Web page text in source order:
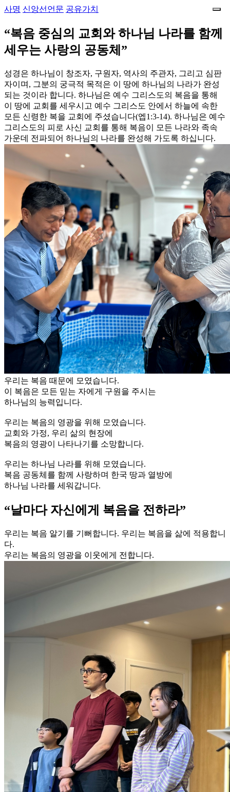
사명 신앙선언문 공유가치
“복음 중심의 교회와 하나님 나라를 함께
세우는 사랑의 공동체”
성경은 하나님이 창조자, 구원자, 역사의 주관자, 그리고 심판
자이며, 그분의 궁극적 목적은 이 땅에 하나님의 나라가 완성
되는 것이라 합니다. 하나님은 예수 그리스도의 복음을 통해
이 땅에 교회를 세우시고 예수 그리스도 안에서 하늘에 속한
모든 신령한 복을 교회에 주셨습니다(엡1:3-14). 하나님은 예수
그리스도의 피로 사신 교회를 통해 복음이 모든 나라와 족속
가운데 전파되어 하나님의 나라를 완성해 가도록 하십니다.
우리는 복음 때문에 모였습니다.
이 복음은 모든 믿는 자에게 구원을 주시는
하나님의 능력입니다.
우리는 복음의 영광을 위해 모였습니다.
교회와 가정, 우리 삶의 현장에
복음의 영광이 나타나기를 소망합니다.
우리는 하나님 나라를 위해 모였습니다.
복음 공동체를 함께 사랑하며 한국 땅과 열방에
하나님 나라를 세워갑니다.
“날마다 자신에게 복음을 전하라”
우리는 복음 알기를 기뻐합니다. 우리는 복음을 삶에 적용합니
다.
우리는 복음의 영광을 이웃에게 전합니다.